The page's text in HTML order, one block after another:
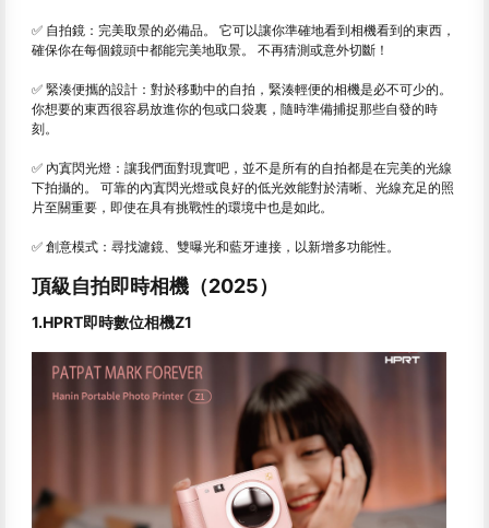
✅ 自拍鏡：完美取景的必備品。 它可以讓你準確地看到相機看到的東西，
確保你在每個鏡頭中都能完美地取景。 不再猜測或意外切斷！
✅ 緊湊便攜的設計：對於移動中的自拍，緊湊輕便的相機是必不可少的。
你想要的東西很容易放進你的包或口袋裏，隨時準備捕捉那些自發的時
刻。
✅ 內寘閃光燈：讓我們面對現實吧，並不是所有的自拍都是在完美的光線
下拍攝的。 可靠的內寘閃光燈或良好的低光效能對於清晰、光線充足的照
片至關重要，即使在具有挑戰性的環境中也是如此。
✅ 創意模式：尋找濾鏡、雙曝光和藍牙連接，以新增多功能性。
頂級自拍即時相機（2025）
1.HPRT即時數位相機Z1